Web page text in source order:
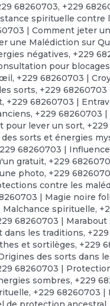
68260703, +229
spirituelle contre
| Comment jeter
une Malédiction sur
négatives, +229
pour
œil, +229 68260703 |
sorts, +229
, +229 68260703 |
, +229 68260703
pour lever un sort,
sorts et énergies
68260703 |
gratuit, +229
photo, +229
contre les
| Magie noire
Malchance spirituelle,
68260703 |
dans les traditions,
et sortilèges, +229
des sorts dans
68260703 |
sombres, +229
, +229 68260703 |